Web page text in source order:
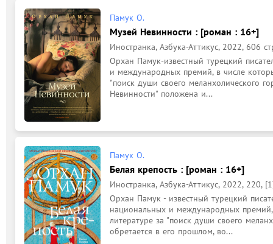
Памук О.
Музей Невинности : [роман : 16+]
Иностранка, Азбука-Аттикус, 2022, 606
Орхан Памук-известный турецкий
и международных премий, в числе
"поиск души своего меланхолического
Невинности" положена и...
Памук О.
Белая крепость : [роман : 16+]
Иностранка, Азбука-Аттикус, 2022, 220,
Орхан Памук - известный турецкий
национальных и международных
литературе за "поиск души своего
обретается в его прошлом, во...